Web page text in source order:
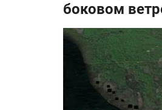
боковом